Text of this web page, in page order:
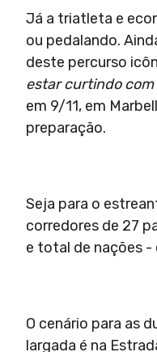
Já a triatleta e
ou pedalando.
deste percurso
estar curtindo com
em 9/11, em
preparação.
Seja para o
corredores de 27
e total de nações -
O cenário para as
largada é na